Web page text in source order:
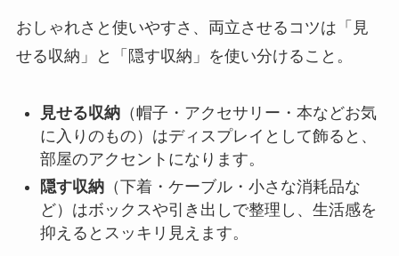
おしゃれさと使いやすさ、両立させるコツは「見
せる収納」と「隠す収納」を使い分けること。
見せる収納（帽子・アクセサリー・本などお気
に入りのもの）はディスプレイとして飾ると、
部屋のアクセントになります。
隠す収納（下着・ケーブル・小さな消耗品な
ど）はボックスや引き出しで整理し、生活感を
抑えるとスッキリ見えます。